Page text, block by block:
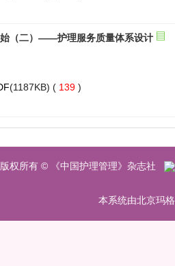
139 )
版权所有 © 《中国护理管理》杂志社
本系统由北京玛